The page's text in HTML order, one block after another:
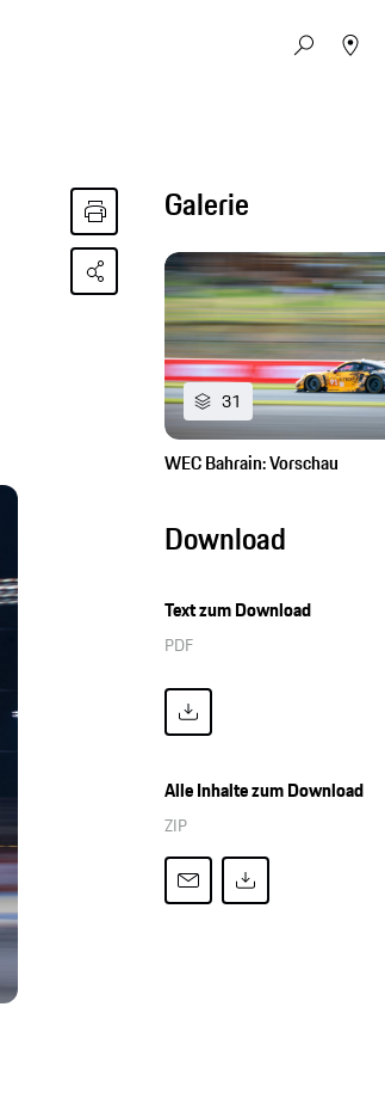
Galerie
31
WEC Bahrain: Vorschau
Download
Text zum Download
PDF
Alle Inhalte zum Download
ZIP